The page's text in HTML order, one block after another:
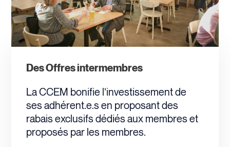
Des Offres intermembres
La CCEM bonifie l’investissement de
ses adhérent.e.s en proposant des
rabais exclusifs dédiés aux membres et
proposés par les membres.